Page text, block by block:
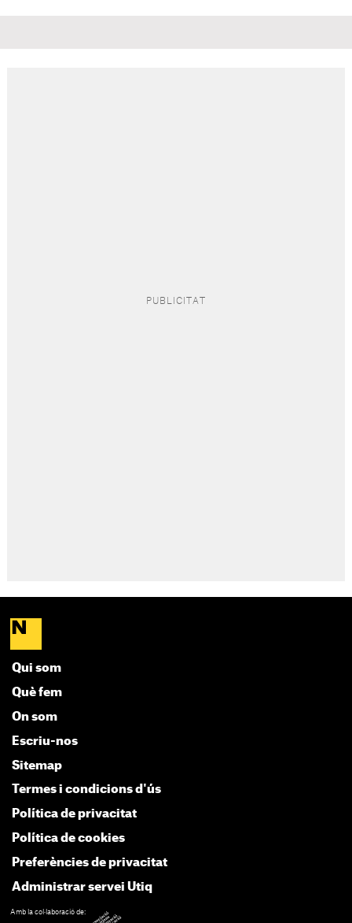
Qui som
Què fem
On som
Escriu-nos
Sitemap
Termes i condicions d'ús
Política de privacitat
Política de cookies
Preferències de privacitat
Administrar servei Utiq
Amb la col·laboració de: